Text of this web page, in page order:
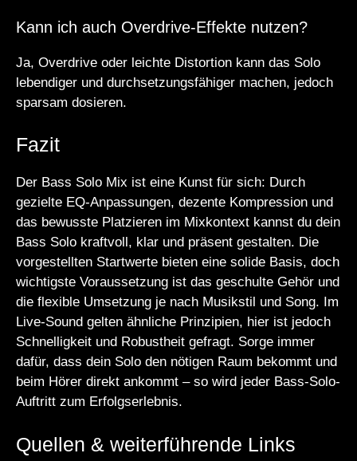
Kann ich auch Overdrive-Effekte nutzen?
Ja, Overdrive oder leichte Distortion kann das Solo
lebendiger und durchsetzungsfähiger machen, jedoch
sparsam dosieren.
Fazit
Der Bass Solo Mix ist eine Kunst für sich: Durch
gezielte EQ-Anpassungen, dezente Kompression und
das bewusste Platzieren im Mixkontext kannst du dein
Bass Solo kraftvoll, klar und präsent gestalten. Die
vorgestellten Startwerte bieten eine solide Basis, doch
wichtigste Voraussetzung ist das geschulte Gehör und
die flexible Umsetzung je nach Musikstil und Song. Im
Live-Sound gelten ähnliche Prinzipien, hier ist jedoch
Schnelligkeit und Robustheit gefragt. Sorge immer
dafür, dass dein Solo den nötigen Raum bekommt und
beim Hörer direkt ankommt – so wird jeder Bass-Solo-
Auftritt zum Erfolgserlebnis.
Quellen & weiterführende Links